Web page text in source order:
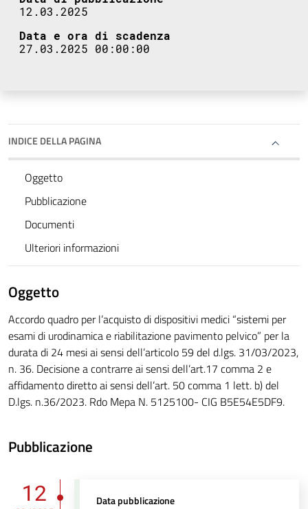
12.03.2025
Data e ora di scadenza
27.03.2025 00:00:00
INDICE DELLA PAGINA
Oggetto
Pubblicazione
Documenti
Ulteriori informazioni
Oggetto
Accordo quadro per l’acquisto di dispositivi medici “sistemi per
esami di urodinamica e riabilitazione pavimento pelvico” per la
durata di 24 mesi ai sensi dell’articolo 59 del d.lgs. 31/03/2023,
n. 36. Decisione a contrarre ai sensi dell’art.17 comma 2 e
affidamento diretto ai sensi dell’art. 50 comma 1 lett. b) del
D.lgs. n.36/2023. Rdo Mepa N. 5125100- CIG B5E54E5DF9.
Pubblicazione
12 Data pubblicazione